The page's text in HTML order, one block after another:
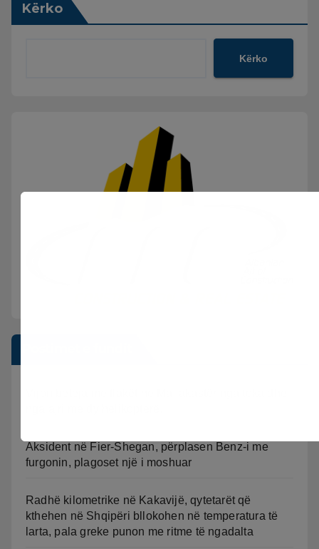
Kërko
Kërko
Aksident në Fier-Shegan, përplasen Benz-i me
furgonin, plagoset një i moshuar
Radhë kilometrike në Kakavijë, qytetarët që
kthehen në Shqipëri bllokohen në temperatura të
larta, pala greke punon me ritme të ngadalta